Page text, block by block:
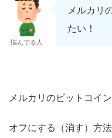
悩んでる人
メルカリ
たい！
メルカリのビットコイ
オフにする（消す）方